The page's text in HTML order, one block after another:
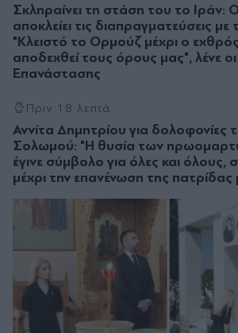
Σκληραίνει τη στάση του το Ιράν:
αποκλείει τις διαπραγματεύσεις με
"Κλειστό το Ορμούζ μέχρι ο
αποδεχθεί τους όρους μας", λένε
Επανάστασης
Πριν 18 λεπτά
Αννίτα Δημητρίου για δολοφονίες
Σολωμού: "Η θυσία των
έγινε σύμβολο για όλες και όλους,
μέχρι την επανένωση της πατρίδας